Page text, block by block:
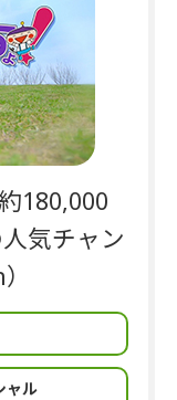
180,000
気チャン
ャル